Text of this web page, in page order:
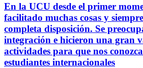
En la UCU desde el primer
facilitado muchas cosas y
completa disposición. Se
integración e hicieron una gran
actividades para que nos
estudiantes internacionales